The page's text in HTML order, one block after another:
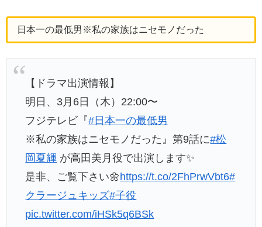
日本一の最低男※私の家族はニセモノだった
【ドラマ出演情報】
明日、3月6日（木）22:00〜
フジテレビ『#日本一の最低男
※私の家族はニセモノだった』第9話に#松
岡夏輝 が高田美月役で出演します✨
是非、ご覧下さい🌼 https://t.co/2FhPrwVbt6#
クラージュキッズ#子役
pic.twitter.com/iHSk5q6BSk